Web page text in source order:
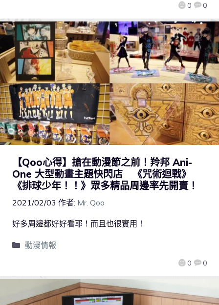
0 0
【Qoo心得】搶在動漫節之前！羚邦 Ani-
One 大型動畫主題快閃店 《咒術迴戰》
《排球少年！！》眾多精品周邊率先開賣！
2021/02/03 作者: Mr. Qoo
0 0
好多周邊都好好看耶！而且也很實用！
動漫情報